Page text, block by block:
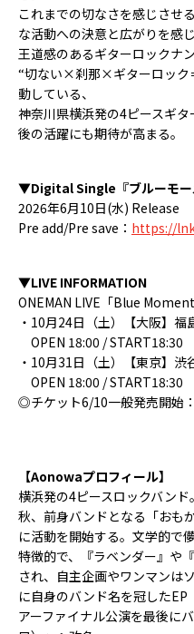
これまでの切なさを感じさせ
な活動への決意と広がりを感
王道感のあるギターロックナ
“切ない×刹那×ギターロック
動している、
神奈川県横浜発の4ピースギ
後の活躍にも期待が高まる。
▼Digital Single『ブルーモー
2026年6月10日(水) Release
Pre add/Pre save： https://
▼LIVE INFORMATION
ONEMAN LIVE「Blue Moment
・10月24日（土）【大阪】福
OPEN 18:00 / START18:30
・10月31日（土）【東京】渋
OPEN 18:00 / START18:30
◎チケット6/10一般発売開始：
【Aonowaプロフィール】
横浜発の4ピースロックバン
秋、前身バンドとなる「おも
に活動を開始する。文学的で
特徴的で、『ラベンダー』や
され、自主企画やワンマンは
に自身のバンド名を冠した
アーファイナル公演を最後に